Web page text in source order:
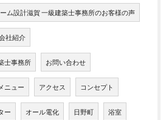
ム設計滋賀 一級建築士事務所のお客様の声
社紹介
士事務所 お問い合わせ
メニュー アクセス コンセプト
ー オール電化 日野町 浴室